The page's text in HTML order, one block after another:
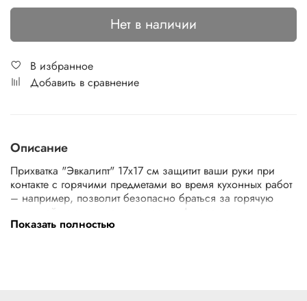
Нет в наличии
В избранное
Добавить в сравнение
Описание
Прихватка "Эвкалипт" 17х17 см защитит ваши руки при
контакте с горячими предметами во время кухонных работ
– например, позволит безопасно браться за горячую
ручку чайника, ковша, сковороды. А пара таких прихваток
поможет перенести с плиты на стол горячую кастрюлю – и
Показать полностью